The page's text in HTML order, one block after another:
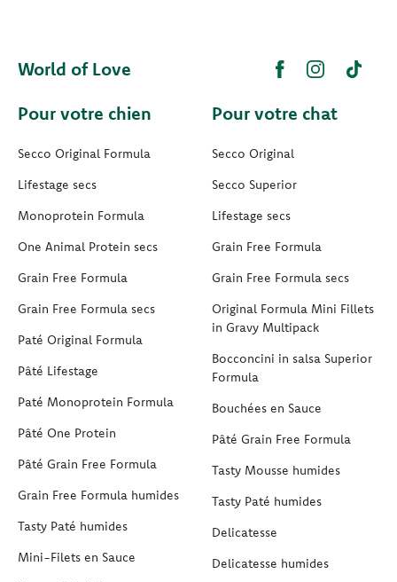
World of Love
Pour votre chien
Secco Original Formula
Lifestage secs
Monoprotein Formula
One Animal Protein secs
Grain Free Formula
Grain Free Formula secs
Paté Original Formula
Pâté Lifestage
Paté Monoprotein Formula
Pâté One Protein
Pâté Grain Free Formula
Grain Free Formula humides
Tasty Paté humides
Mini-Filets en Sauce
Pour votre chat
Secco Original
Secco Superior
Lifestage secs
Grain Free Formula
Grain Free Formula secs
Original Formula Mini Fillets
in Gravy Multipack
Bocconcini in salsa Superior
Formula
Bouchées en Sauce
Pâté Grain Free Formula
Tasty Mousse humides
Tasty Paté humides
Delicatesse
Delicatesse humides